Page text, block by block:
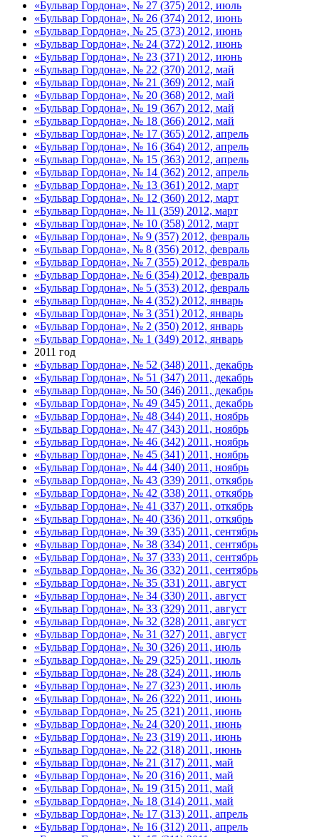
«Бульвар Гордона», № 27 (375) 2012, июль
«Бульвар Гордона», № 26 (374) 2012, июнь
«Бульвар Гордона», № 25 (373) 2012, июнь
«Бульвар Гордона», № 24 (372) 2012, июнь
«Бульвар Гордона», № 23 (371) 2012, июнь
«Бульвар Гордона», № 22 (370) 2012, май
«Бульвар Гордона», № 21 (369) 2012, май
«Бульвар Гордона», № 20 (368) 2012, май
«Бульвар Гордона», № 19 (367) 2012, май
«Бульвар Гордона», № 18 (366) 2012, май
«Бульвар Гордона», № 17 (365) 2012, апрель
«Бульвар Гордона», № 16 (364) 2012, апрель
«Бульвар Гордона», № 15 (363) 2012, апрель
«Бульвар Гордона», № 14 (362) 2012, апрель
«Бульвар Гордона», № 13 (361) 2012, март
«Бульвар Гордона», № 12 (360) 2012, март
«Бульвар Гордона», № 11 (359) 2012, март
«Бульвар Гордона», № 10 (358) 2012, март
«Бульвар Гордона», № 9 (357) 2012, февраль
«Бульвар Гордона», № 8 (356) 2012, февраль
«Бульвар Гордона», № 7 (355) 2012, февраль
«Бульвар Гордона», № 6 (354) 2012, февраль
«Бульвар Гордона», № 5 (353) 2012, февраль
«Бульвар Гордона», № 4 (352) 2012, январь
«Бульвар Гордона», № 3 (351) 2012, январь
«Бульвар Гордона», № 2 (350) 2012, январь
«Бульвар Гордона», № 1 (349) 2012, январь
2011 год
«Бульвар Гордона», № 52 (348) 2011, декабрь
«Бульвар Гордона», № 51 (347) 2011, декабрь
«Бульвар Гордона», № 50 (346) 2011, декабрь
«Бульвар Гордона», № 49 (345) 2011, декабрь
«Бульвар Гордона», № 48 (344) 2011, ноябрь
«Бульвар Гордона», № 47 (343) 2011, ноябрь
«Бульвар Гордона», № 46 (342) 2011, ноябрь
«Бульвар Гордона», № 45 (341) 2011, ноябрь
«Бульвар Гордона», № 44 (340) 2011, ноябрь
«Бульвар Гордона», № 43 (339) 2011, откябрь
«Бульвар Гордона», № 42 (338) 2011, откябрь
«Бульвар Гордона», № 41 (337) 2011, откябрь
«Бульвар Гордона», № 40 (336) 2011, откябрь
«Бульвар Гордона», № 39 (335) 2011, сентябрь
«Бульвар Гордона», № 38 (334) 2011, сентябрь
«Бульвар Гордона», № 37 (333) 2011, сентябрь
«Бульвар Гордона», № 36 (332) 2011, сентябрь
«Бульвар Гордона», № 35 (331) 2011, август
«Бульвар Гордона», № 34 (330) 2011, август
«Бульвар Гордона», № 33 (329) 2011, август
«Бульвар Гордона», № 32 (328) 2011, август
«Бульвар Гордона», № 31 (327) 2011, август
«Бульвар Гордона», № 30 (326) 2011, июль
«Бульвар Гордона», № 29 (325) 2011, июль
«Бульвар Гордона», № 28 (324) 2011, июль
«Бульвар Гордона», № 27 (323) 2011, июль
«Бульвар Гордона», № 26 (322) 2011, июнь
«Бульвар Гордона», № 25 (321) 2011, июнь
«Бульвар Гордона», № 24 (320) 2011, июнь
«Бульвар Гордона», № 23 (319) 2011, июнь
«Бульвар Гордона», № 22 (318) 2011, июнь
«Бульвар Гордона», № 21 (317) 2011, май
«Бульвар Гордона», № 20 (316) 2011, май
«Бульвар Гордона», № 19 (315) 2011, май
«Бульвар Гордона», № 18 (314) 2011, май
«Бульвар Гордона», № 17 (313) 2011, апрель
«Бульвар Гордона», № 16 (312) 2011, апрель